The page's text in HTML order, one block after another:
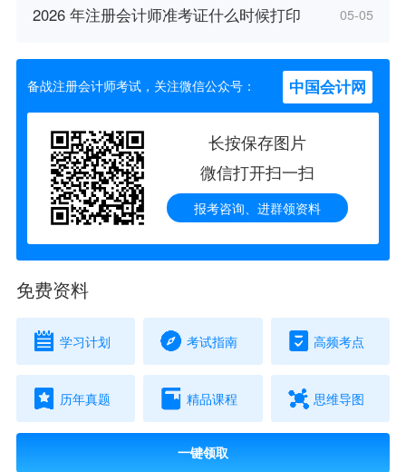
2026 年注册会计师准考证什么时候打印 05-05
备战注册会计师考试，关注微信公众号： 中国会计网
长按保存图片
微信打开扫一扫
报考咨询、进群领资料
免费资料
学习计划 考试指南 高频考点
历年真题 精品课程 思维导图
一键领取